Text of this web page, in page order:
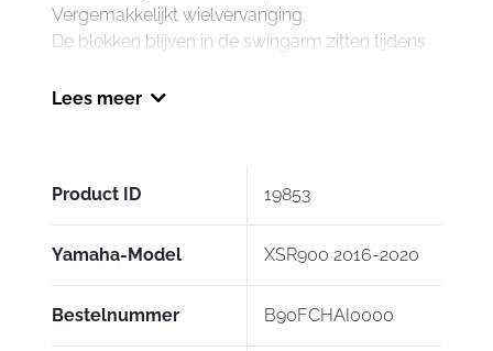
Vergemakkelijkt wielvervanging.
De blokken blijven in de swingarm zitten tijdens
Lees meer
Product ID 19853
Yamaha-Model XSR900 2016-2020
Bestelnummer B90FCHAI0000